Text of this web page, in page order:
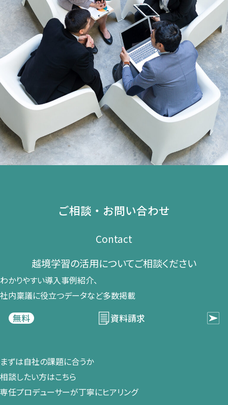
ご相談・お問い合わせ
Contact
越境学習の​活用に​ついて​ご相談ください​
わかりやすい導入事例紹介、​
社内稟議に​役立つデータなど​多数掲載
無料
資料請求
まずは​自社の​課題に​合うか​
相談したい方は​こちら
専任プロデューサーが​丁寧に​ヒアリング